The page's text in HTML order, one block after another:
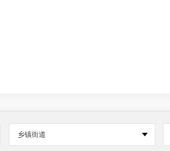
乡镇街道